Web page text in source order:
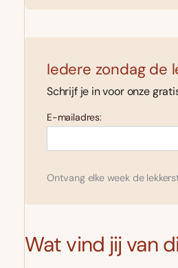
Iedere zondag de
Schrijf je in voor onze
E-mailadres:
Ontvang elke week de
Wat vind jij van